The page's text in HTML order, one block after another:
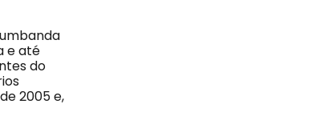
e até
do
2005 e,